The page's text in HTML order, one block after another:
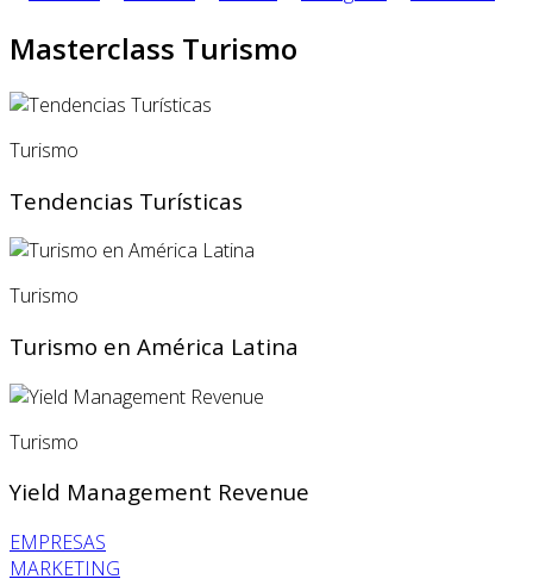
Masterclass Turismo
Turismo
Tendencias Turísticas
Turismo
Turismo en América Latina
Turismo
Yield Management Revenue
EMPRESAS
MARKETING